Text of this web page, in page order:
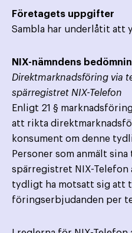
Företagets uppgifter
Sambla har underlåtit att
NIX-nämndens
Direktmarknadsföring via
spärregistret NIX-Telefon
Enligt 21 §
att rikta
konsument om denne
Personer som anmält
spärregistret NIX-Telefon
tydligt ha motsatt sig att
föringserbjudanden per